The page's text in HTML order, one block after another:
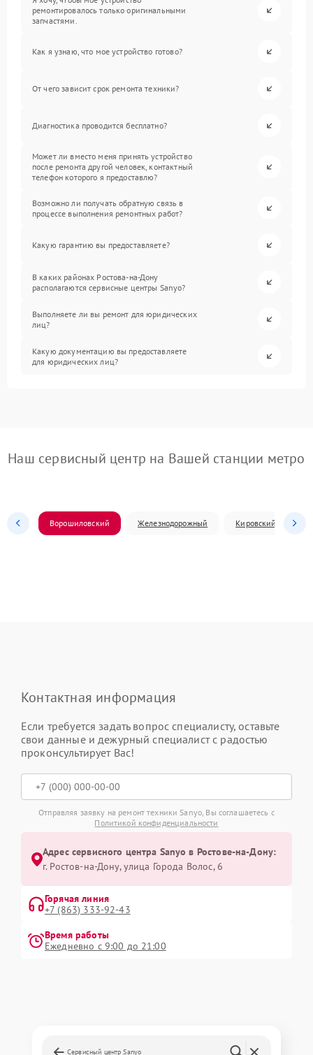
ремонтировалось только оригинальными
запчастями.
Как я узнаю, что мое устройство готово?
От чего зависит срок ремонта техники?
Диагностика проводится бесплатно?
Может ли вместо меня принять устройство
после ремонта другой человек, контактный
телефон которого я предоставлю?
Возможно ли получать обратную связь в
процессе выполнения ремонтных работ?
Какую гарантию вы предоставляете?
В каких районах Ростова-на-Дону
располагаются сервисные центры Sanyo?
Выполняете ли вы ремонт для юридических
лиц?
Какую документацию вы предоставляете
для юридических лиц?
Наш сервисный центр на Вашей станции метро
Ворошиловский Железнодорожный Кировский
Контактная информация
Если требуется задать вопрос специалисту, оставьте
свои данные и дежурный специалист с радостью
проконсультирует Вас!
Отправляя заявку на ремонт техники Sanyo, Вы соглашаетесь с
Политикой конфиденциальности
Адрес сервисного центра Sanyo в Ростове-на-Дону:
г. Ростов-на-Дону, улица Города Волос, 6
Горячая линия
+7 (863) 333-92-43
Время работы
Ежедневно с 9:00 до 21:00
Сервисный центр Sanyo